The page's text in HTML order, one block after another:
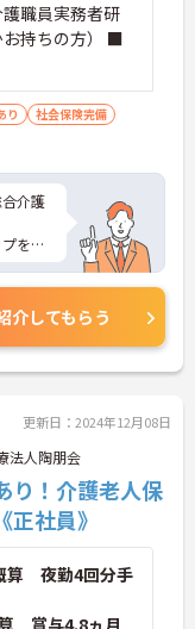
職員実務者研
お持ちの方） ■
り
社会保険完備
介護
を目
に詳
。
介してもらう
更新日：2024年12月08日
法人陶朋会
り！介護老人保
社員》
算 夜勤4回分手